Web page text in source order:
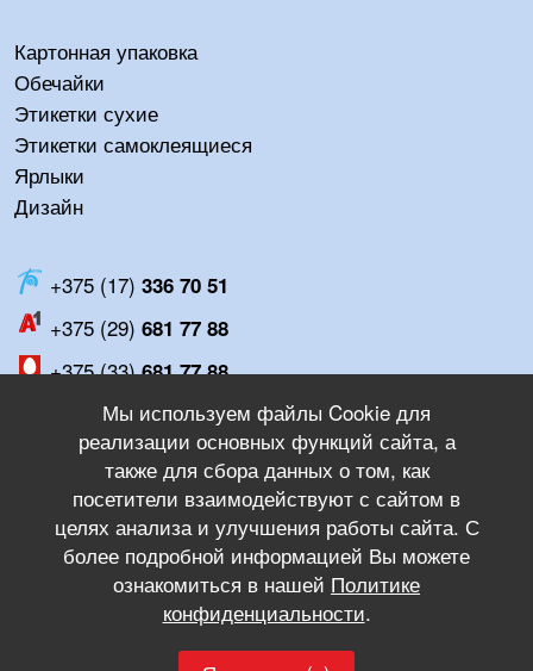
Картонная упаковка
Обечайки
Этикетки сухие
Этикетки самоклеящиеся
Ярлыки
Дизайн
+375 (17) 336 70 51
+375 (29) 681 77 88
+375 (33)681 77 88
8:00 - 17:00
Выходной
instagram
Мы используем файлы Cookie для
реализации основных функций сайта, а
также для сбора данных о том, как
посетители взаимодействуют с сайтом в
целях анализа и улучшения работы сайта. С
более подробной информацией Вы можете
ознакомиться в нашей Политике
конфиденциальности.